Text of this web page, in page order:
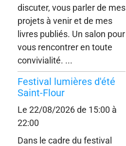
discuter, vous parler de mes
projets à venir et de mes
livres publiés. Un salon pour
vous rencontrer en toute
convivialité. ...
Festival lumières d'été
Saint-Flour
Le 22/08/2026de 15:00 à
22:00
Dans le cadre du festival